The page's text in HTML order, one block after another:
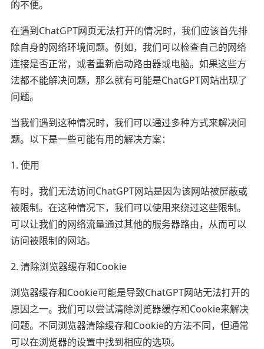
的不便。
在遇到ChatGPT网页无法打开的情况时，我们应该首先排
除自身的网络环境问题。例如，我们可以检查自己的网络
连接是否正常，或者重新启动路由器或电脑。如果这些方
法都不能解决问题，那么就有可能是ChatGPT网站出现了
问题。
当我们遇到这种情况时，我们可以通过多种方式来解决问
题。以下是一些可能有用的解决方案：
1. 使用
有时，我们无法访问ChatGPT网站是因为该网站被屏蔽或
被限制。在这种情况下，我们可以使用来绕过这些限制。
可以让我们的网络流量通过其他的服务器路由，从而可以
访问被限制的网站。
2. 清除浏览器缓存和Cookie
浏览器缓存和Cookie可能是导致ChatGPT网站无法打开的
原因之一。我们可以尝试清除浏览器缓存和Cookie来解决
问题。不同浏览器清除缓存和Cookie的方法不同，但通常
可以在浏览器的设置中找到相应的选项。